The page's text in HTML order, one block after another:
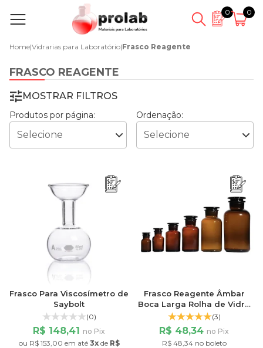
0 0
Home|Vidrarias para Laboratório|Frasco Reagente
FRASCO REAGENTE
MOSTRAR FILTROS
Produtos por página: Ordenação:
Frasco Para Viscosímetro de
Saybolt
(0)
R$ 148,41 no Pix
ou R$ 153,00 em até 3xde R$
Frasco Reagente Âmbar
Boca Larga Rolha de Vidro
1000ml (3)
R$ 48,34 no Pix
R$ 48,34 no boleto